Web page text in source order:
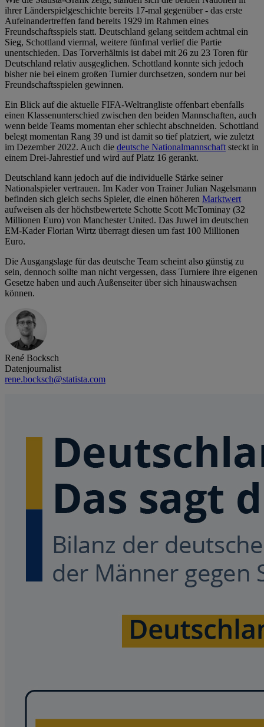
ihrer Länderspielgeschichte bereits 17-mal gegenüber - das erste
Aufeinandertreffen fand bereits 1929 im Rahmen eines
Freundschaftsspiels statt. Deutschland gelang seitdem achtmal ein
Sieg, Schottland viermal, weitere fünfmal verlief die Partie
unentschieden. Das Torverhältnis ist dabei mit 26 zu 23 Toren für
Deutschland relativ ausgeglichen. Schottland konnte sich jedoch
bisher nie bei einem großen Turnier durchsetzen, sondern nur bei
Freundschaftsspielen gewinnen.
Ein Blick auf die aktuelle FIFA-Weltrangliste offenbart ebenfalls
einen Klassenunterschied zwischen den beiden Mannschaften, auch
wenn beide Teams momentan eher schlecht abschneiden. Schottland
belegt momentan Rang 39 und ist damit so tief platziert, wie zuletzt
im Dezember 2022. Auch die deutsche Nationalmannschaftsteckt in
einem Drei-Jahrestief und wird auf Platz 16 gerankt.
Deutschland kann jedoch auf die individuelle Stärke seiner
Nationalspieler vertrauen. Im Kader von Trainer Julian Nagelsmann
befinden sich gleich sechs Spieler, die einen höheren Marktwert
aufweisen als der höchstbewertete Schotte Scott McTominay (32
Millionen Euro) von Manchester United. Das Juwel im deutschen
EM-Kader Florian Wirtz überragt diesen um fast 100 Millionen
Euro.
Die Ausgangslage für das deutsche Team scheint also günstig zu
sein, dennoch sollte man nicht vergessen, dass Turniere ihre eigenen
Gesetze haben und auch Außenseiter über sich hinauswachsen
können.
René Bocksch
Datenjournalist
rene.bocksch@statista.com